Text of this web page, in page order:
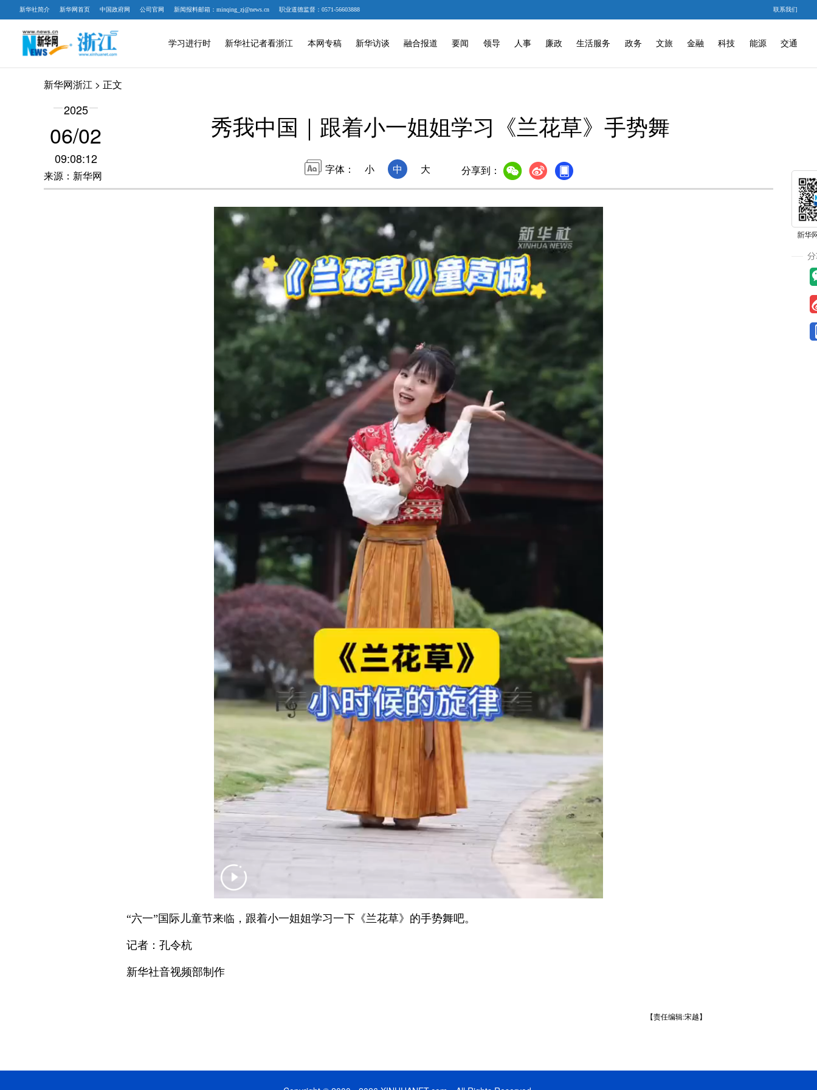
新华社简介 新华网首页 中国政府网 公司官网 新闻报料邮箱：minqing_zj@news.cn 职业道德监督：0571-56603888 联系我们
学习进行时 新华社记者看浙江 本网专稿 新华访谈 融合报道 要闻 领导 人事 廉政 生活服务 政务 文旅 金融 科技 能源 交通
新华网浙江 > 正文
2025
06/02
09:08:12
来源：新华网
秀我中国｜跟着小一姐姐学习《兰花草》手势舞
字体： 小 中 大 分享到：
“六一”国际儿童节来临，跟着小一姐姐学习一下《兰花草》的手势舞吧。
记者：孔令杭
新华社音视频部制作
【责任编辑:宋越】